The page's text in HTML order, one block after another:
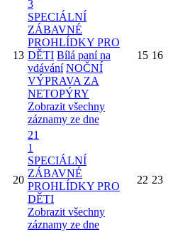
13
3
SPECIÁLNÍ
ZÁBAVNÉ
PROHLÍDKY PRO
DĚTI Bílá paní na
vdávání NOČNÍ
VÝPRAVA ZA
NETOPÝRY
Zobrazit všechny
záznamy ze dne
15 16
20
21
1
SPECIÁLNÍ
ZÁBAVNÉ
PROHLÍDKY PRO
DĚTI
Zobrazit všechny
záznamy ze dne
22 23